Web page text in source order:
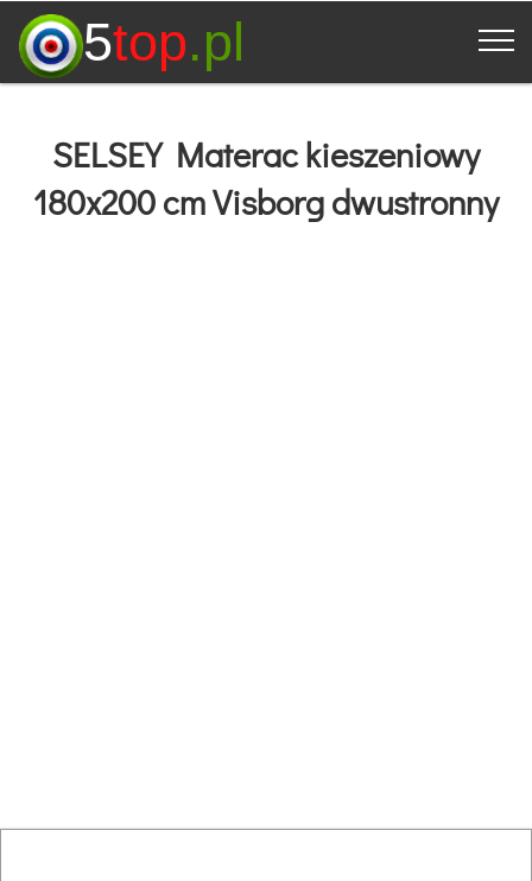
5top.pl
SELSEY Materac kieszeniowy
180x200 cm Visborg dwustronny